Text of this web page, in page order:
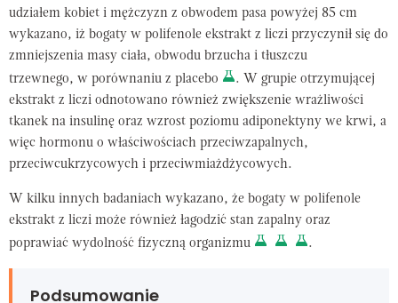
udziałem kobiet i mężczyzn z obwodem pasa powyżej 85 cm
wykazano, iż bogaty w polifenole ekstrakt z liczi przyczynił się do
zmniejszenia masy ciała, obwodu brzucha i tłuszczu
trzewnego, w porównaniu z placebo
. W grupie otrzymującej
ekstrakt z liczi odnotowano również zwiększenie wrażliwości
tkanek na insulinę oraz wzrost poziomu adiponektyny we krwi, a
więc hormonu o właściwościach przeciwzapalnych,
przeciwcukrzycowych i przeciwmiażdżycowych.
W kilku innych badaniach wykazano, że bogaty w polifenole
ekstrakt z liczi może również łagodzić stan zapalny oraz
poprawiać wydolność fizyczną organizmu
.
Podsumowanie